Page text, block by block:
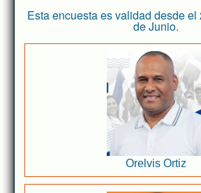
Esta encuesta es validad desde el
de Junio.
Orelvis Ortiz